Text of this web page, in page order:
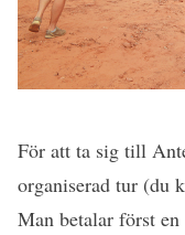
För att ta sig till
organiserad tur (du
Man betalar först